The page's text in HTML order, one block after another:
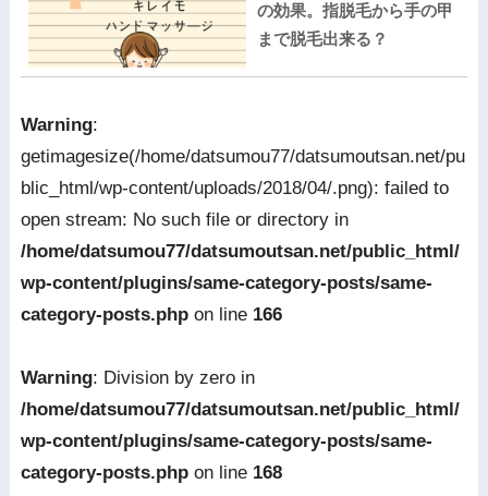
の効果。指脱毛から手の甲
まで脱毛出来る？
Warning:
getimagesize(/home/datsumou77/datsumoutsan.net/pu
blic_html/wp-content/uploads/2018/04/.png): failed to
open stream: No such file or directory in
/home/datsumou77/datsumoutsan.net/public_html/
wp-content/plugins/same-category-posts/same-
category-posts.phpon line 166
Warning: Division by zero in
/home/datsumou77/datsumoutsan.net/public_html/
wp-content/plugins/same-category-posts/same-
category-posts.phpon line 168